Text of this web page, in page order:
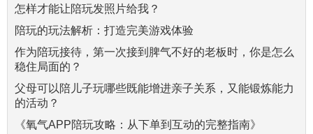
怎样才能让陪玩发照片给我？
陪玩的玩法解析：打造完美游戏体验
作为陪玩接待，第一次接到脾气不好的老板时，你是怎么
稳住局面的？
父母可以陪儿子玩哪些既能增进亲子关系，又能锻炼能力
的活动？
《氧气APP陪玩攻略：从下单到互动的完整指南》